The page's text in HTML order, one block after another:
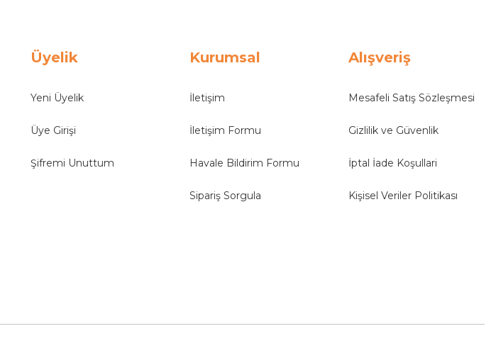
Üyelik
Yeni Üyelik
Üye Girişi
Şifremi Unuttum
Kurumsal
İletişim
İletişim Formu
Havale Bildirim Formu
Sipariş Sorgula
Alışveriş
Mesafeli Satış Sözleşmesi
Gizlilik ve Güvenlik
İptal İade Koşullari
Kişisel Veriler Politikası